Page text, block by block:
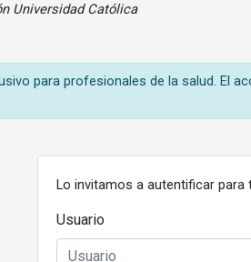
Universidad Católica
para profesionales de la salud. El
Lo invitamos a autentificar
Usuario